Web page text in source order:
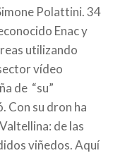
Polattini. 34
Enac y
utilizando
vídeo
de “su”
Con su dron ha
de las
viñedos. Aquí